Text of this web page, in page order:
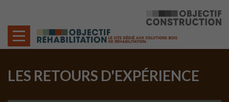
LES RETOURS D'EXPÉRIENCE